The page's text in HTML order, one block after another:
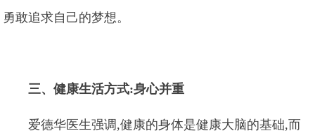
勇敢追求自己的梦想。
三、健康生活方式:身心并重
爱德华医生强调,健康的身体是健康大脑的基础,而